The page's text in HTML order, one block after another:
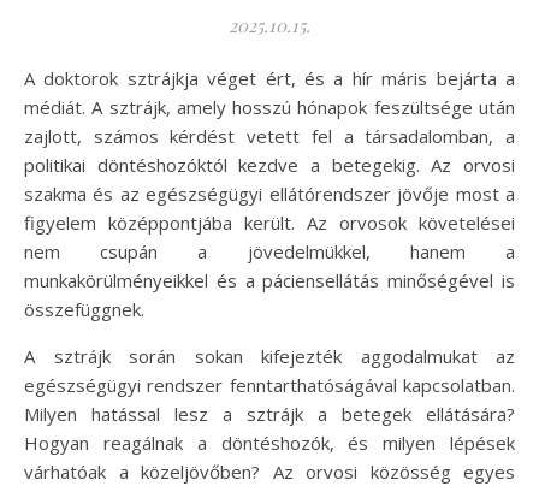
2025.10.15.
A doktorok sztrájkja véget ért, és a hír máris bejárta a
médiát. A sztrájk, amely hosszú hónapok feszültsége után
zajlott, számos kérdést vetett fel a társadalomban, a
politikai döntéshozóktól kezdve a betegekig. Az orvosi
szakma és az egészségügyi ellátórendszer jövője most a
figyelem középpontjába került. Az orvosok követelései
nem csupán a jövedelmükkel, hanem a
munkakörülményeikkel és a páciensellátás minőségével is
összefüggnek.
A sztrájk során sokan kifejezték aggodalmukat az
egészségügyi rendszer fenntarthatóságával kapcsolatban.
Milyen hatással lesz a sztrájk a betegek ellátására?
Hogyan reagálnak a döntéshozók, és milyen lépések
várhatóak a közeljövőben? Az orvosi közösség egyes